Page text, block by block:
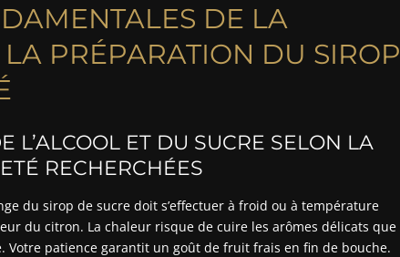
DE LA
PRÉPARATION DU SIROP
L’ALCOOL ET DU SUCRE SELON LA
RECHERCHÉES
du sirop de sucre doit s’effectuer à froid ou à température
du citron. La chaleur risque de cuire les arômes délicats que
Votre patience garantit un goût de fruit frais en fin de bouche.